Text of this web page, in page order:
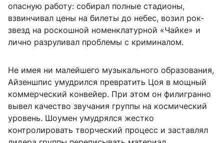
опасную работу: собирал полные стадионы,
взвинчивал цены на билеты до небес, возил рок-
звезд на роскошной номенклатурной «Чайке» и
лично разруливал проблемы с криминалом.
Не имея ни малейшего музыкального образования,
Айзеншпис умудрился превратить Цоя в мощный
коммерческий конвейер. При этом он филигранно
вывел качество звучания группы на космический
уровень. Шоумен умудрялся жестко
контролировать творческий процесс и заставлял